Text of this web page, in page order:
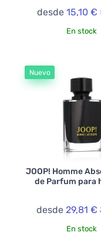
desde15,10 €
En stock
Nuevo
JOOP! Homme
de Parfum para
desde 29,81 €
En stock